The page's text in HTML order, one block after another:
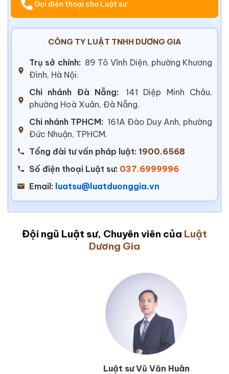
Gọi điện thoại cho Luật sư
CÔNG TY LUẬT TNHH DƯƠNG GIA
Trụ sở chính: 89 Tô Vĩnh Diện, phường Khương
Đình, Hà Nội.
Chi nhánh Đà Nẵng:
141 Diệp Minh Châu,
phường Hoà Xuân, Đà Nẵng.
Chi nhánh TPHCM: 161A Đào Duy Anh, phường
Đức Nhuận, TPHCM.
Tổng đài tư vấn pháp luật: 1900.6568
Số điện thoại Luật sư: 037.6999996
Email: luatsu@luatduonggia.vn
Đội ngũ Luật sư, Chuyên viên của Luật
Dương Gia
Luật sư Vũ Văn Huân